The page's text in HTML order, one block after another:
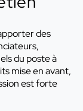
des
du poste à
mise en avant,
est forte